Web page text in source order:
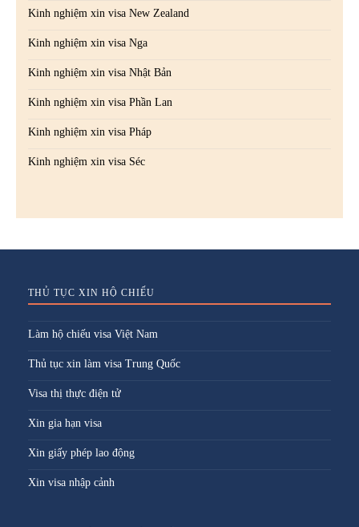
Kinh nghiệm xin visa New Zealand
Kinh nghiệm xin visa Nga
Kinh nghiệm xin visa Nhật Bản
Kinh nghiệm xin visa Phần Lan
Kinh nghiệm xin visa Pháp
Kinh nghiệm xin visa Séc
THỦ TỤC XIN HỘ CHIẾU
Làm hộ chiếu visa Việt Nam
Thủ tục xin làm visa Trung Quốc
Visa thị thực điện tử
Xin gia hạn visa
Xin giấy phép lao động
Xin visa nhập cảnh